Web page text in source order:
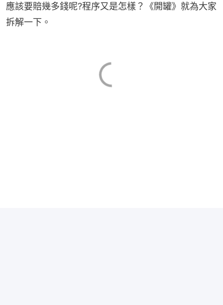
應該要賠幾多錢呢?程序又是怎樣？《開罐》就為大家
拆解一下。